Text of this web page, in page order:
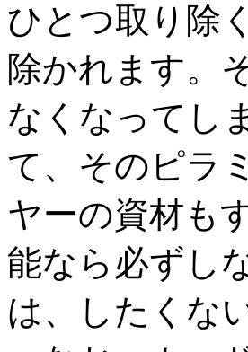
ひとつ取り除
除かれます。
なくなってし
て、そのピラ
ヤーの資材も
能なら必ずし
は、したくな